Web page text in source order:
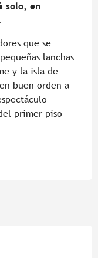
solo, en
que se
lanchas
y la isla de
buen orden a
primer piso